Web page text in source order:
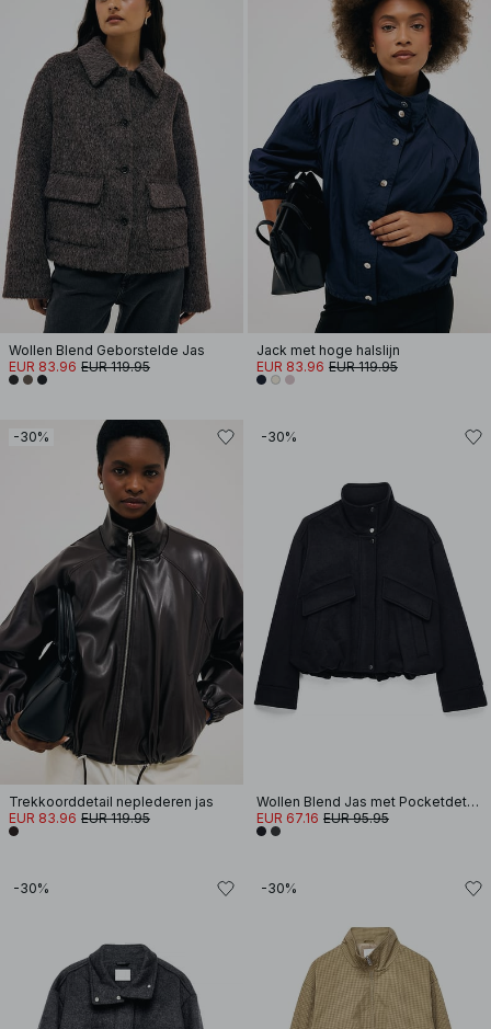
Wollen Blend Geborstelde Jas
EUR 83.96 EUR 119.95
Jack met hoge halslijn
EUR 83.96 EUR 119.95
-30%
Trekkoorddetail neplederen jas
EUR 83.96 EUR 119.95
-30%
Wollen Blend Jas met Pocketdetails
EUR 67.16 EUR 95.95
-30% -30%